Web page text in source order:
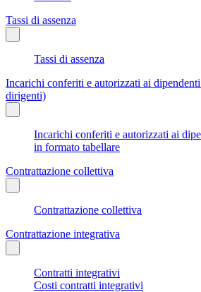
Tassi di assenza
Tassi di assenza
Incarichi conferiti e autorizzati ai
dirigenti)
Incarichi conferiti e autorizzati ai
in formato tabellare
Contrattazione collettiva
Contrattazione collettiva
Contrattazione integrativa
Contratti integrativi
Costi contratti integrativi